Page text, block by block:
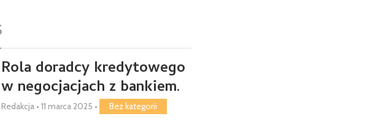
Rola doradcy kredytowego
w negocjacjach z bankiem.
Redakcja • 11 marca 2025 • Bez kategorii